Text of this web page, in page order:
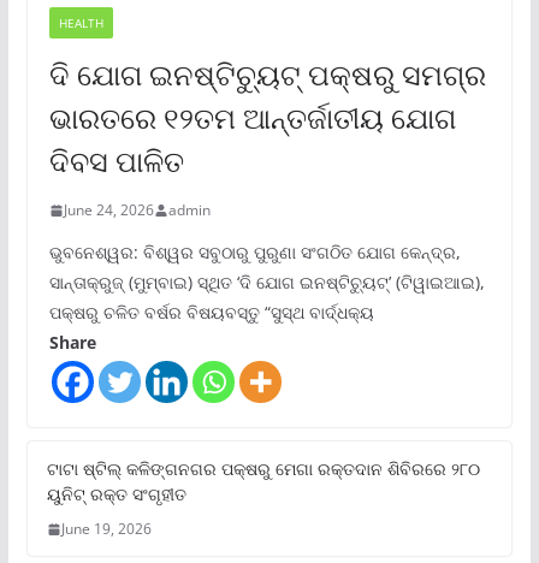
HEALTH
ଦି ଯୋଗ ଇନଷ୍ଟିଚ୍ୟୁଟ୍ ପକ୍ଷରୁ ସମଗ୍ର
ଭାରତରେ ୧୨ତମ ଆନ୍ତର୍ଜାତୀୟ ଯୋଗ
ଦିବସ ପାଳିତ
June 24, 2026 admin
ଭୁବନେଶ୍ୱର: ବିଶ୍ୱର ସବୁଠାରୁ ପୁରୁଣା ସଂଗଠିତ ଯୋଗ କେନ୍ଦ୍ର,
ସାନ୍ତାକ୍ରୁଜ୍ (ମୁମ୍ବାଇ) ସ୍ଥିତ ‘ଦି ଯୋଗ ଇନଷ୍ଟିଚ୍ୟୁଟ୍‌’ (ଟିୱାଇଆଇ),
ପକ୍ଷରୁ ଚଳିତ ବର୍ଷର ବିଷୟବସ୍ତୁ “ସୁସ୍ଥ ବାର୍ଦ୍ଧକ୍ୟ
Share
ଟାଟା ଷ୍ଟିଲ୍‌ କଳିଙ୍ଗନଗର ପକ୍ଷରୁ ମେଗା ରକ୍ତଦାନ ଶିବିରରେ ୨୮୦
ୟୁନିଟ୍‌ ରକ୍ତ ସଂଗୃହୀତ
June 19, 2026